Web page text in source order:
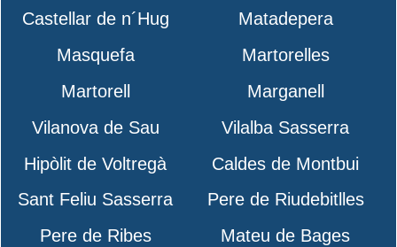
Castellar de n´Hug
Matadepera
Masquefa
Martorelles
Martorell
Marganell
Vilanova de Sau
Vilalba Sasserra
Hipòlit de Voltregà
Caldes de Montbui
Sant Feliu Sasserra
Pere de Riudebitlles
Pere de Ribes
Mateu de Bages